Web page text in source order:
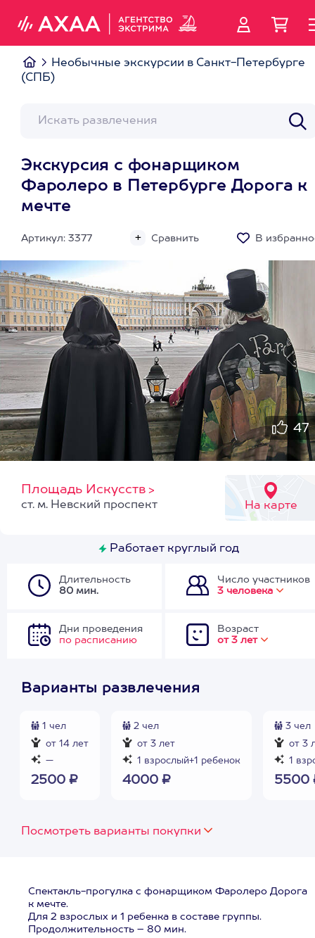
Необычные экскурсии в Санкт-Петербурге
(СПБ)
Экскурсия с фонарщиком
Фаролеро в Петербурге Дорога к
мечте
Артикул: 3377 Сравнить В
47
Площадь Искусств >
На карте
ст. м. Невский проспект
Работает круглый год
Длительность
80 мин.
Число участников
3 человека
Дни проведения
по расписанию
Возраст
от 3 лет
Варианты развлечения
1 чел
от 14 лет
—
2500 ₽
2 чел
от 3 лет
1 взрослый+1 ребенок
4000 ₽
3 чел
от 3
1
5500
Посмотреть варианты покупки
Спектакль-прогулка с фонарщиком Фаролеро Дорога
к мечте.
Для 2 взрослых и 1 ребенка в составе группы.
Продолжительность – 80 мин.